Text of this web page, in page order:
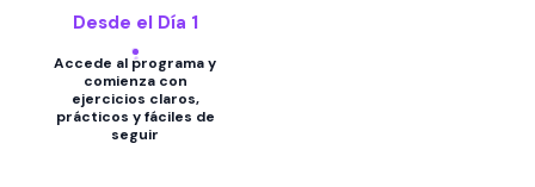
Desde el Día 1
Accede al programa y
comienza con
ejercicios claros,
prácticos y fáciles de
seguir